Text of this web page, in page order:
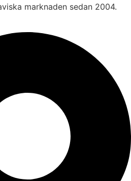
marknaden sedan 2004.